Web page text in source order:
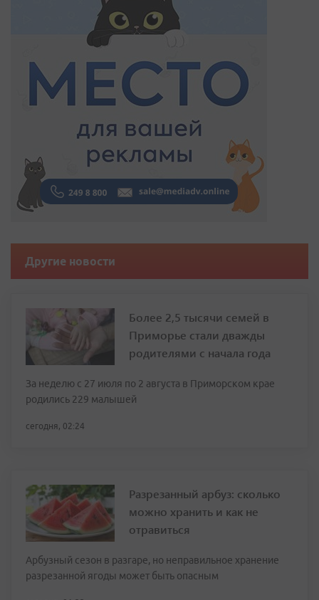
Другие новости
Более 2,5 тысячи семей в
Приморье стали дважды
родителями с начала года
За неделю с 27 июля по 2 августа в Приморском крае
родились 229 малышей
сегодня, 02:24
Разрезанный арбуз: сколько
можно хранить и как не
отравиться
Арбузный сезон в разгаре, но неправильное хранение
разрезанной ягоды может быть опасным